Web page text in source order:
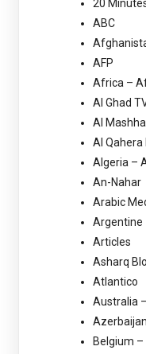
20
ABC
AFP
Africa –
Al Ghad
Al
Al Qahera
Algeria –
An-Nahar
Arabic
Argentine
Articles
Asharq
Atlantico
Australia
Belgium